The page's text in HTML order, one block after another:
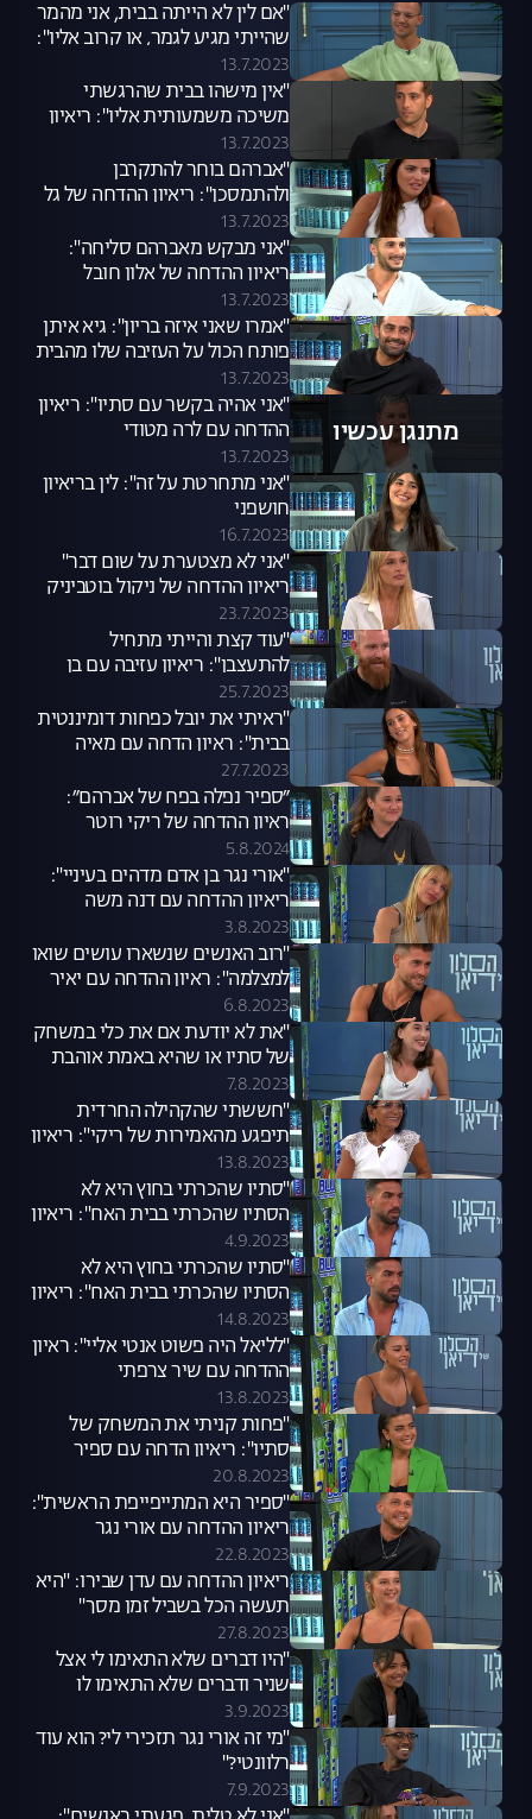
"אם לין לא הייתה בבית, אני מהמר
שהייתי מגיע לגמר, או קרוב אליו":
ריאיון ההדחה עם רוי
13.7.2023
"אין מישהו בבית שהרגשתי
משיכה משמעותית אליו": ריאיון
ההדחה עם עידן
13.7.2023
"אברהם בוחר להתקרבן
ולהתמסכן": ריאיון ההדחה של גל
קספרס
13.7.2023
"אני מבקש מאברהם סליחה":
ריאיון ההדחה של אלון חובל
13.7.2023
"אמרו שאני איזה בריון": גיא איתן
פותח הכול על העזיבה שלו מהבית
13.7.2023
מתנגן עכשיו
"אני אהיה בקשר עם סתיו": ריאיון
ההדחה עם לרה מטודי
13.7.2023
"אני מתחרטת על זה": לין בריאיון
חושפני
16.7.2023
"אני לא מצטערת על שום דבר"
ריאיון ההדחה של ניקול בוטביניק
23.7.2023
"עוד קצת והייתי מתחיל
להתעצבן": ריאיון עזיבה עם בן
ויארניק
25.7.2023
"ראיתי את יובל כפחות דומיננטית
בבית": ראיון הדחה עם מאיה
27.7.2023
״ספיר נפלה בפח של אברהם״:
ראיון ההדחה של ריקי רוטר
5.8.2024
"אורי נגר בן אדם מדהים בעיניי":
ריאיון ההדחה עם דנה משה
3.8.2023
"רוב האנשים שנשארו עושים שואו
למצלמה": ראיון ההדחה עם יאיר
כמכאג'י
6.8.2023
"את לא יודעת אם את כלי במשחק
של סתיו או שהיא באמת אוהבת
אותך": ריאיון ההדחה עם יובל לוי
7.8.2023
"חששתי שהקהילה החרדית
תיפגע מהאמירות של ריקי": ריאיון
ההדחה עם אתי ייטב
13.8.2023
"סתיו שהכרתי בחוץ היא לא
הסתיו שהכרתי בבית האח": ריאיון
ההדחה עם אורי כהן
4.9.2023
"סתיו שהכרתי בחוץ היא לא
הסתיו שהכרתי בבית האח": ריאיון
ההדחה עם אורי כהן
14.8.2023
"לליאל היה פשוט אנטי אליי": ראיון
ההדחה עם שיר צרפתי
13.8.2023
"פחות קניתי את המשחק של
סתיו": ריאיון הדחה עם ספיר
בורגיל
20.8.2023
"ספיר היא המתייפייפת הראשית":
ריאיון ההדחה עם אורי נגר
22.8.2023
ריאיון ההדחה עם עדן שבירו: "היא
תעשה הכל בשביל זמן מסך"
27.8.2023
"היו דברים שלא התאימו לי אצל
שניר ודברים שלא התאימו לו
אצלי": ראיון ההדחה של שי
3.9.2023
"מי זה אורי נגר תזכירי לי? הוא עוד
רלוונטי?"
7.9.2023